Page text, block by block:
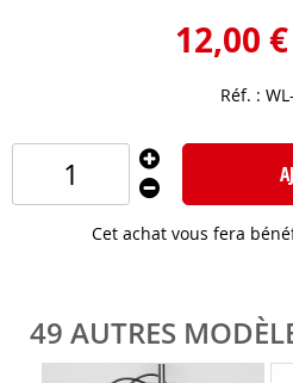
12,00 €
Réf. :
Cet achat vous fera
49 AUTRES